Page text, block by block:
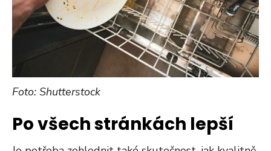
Foto: Shutterstock
Po všech stránkách lepší